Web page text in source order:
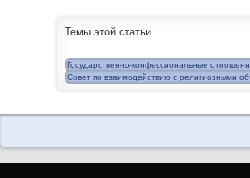
Темы этой статьи
Государственно-конфессиональные
Совет по взаимодействию с религиозными